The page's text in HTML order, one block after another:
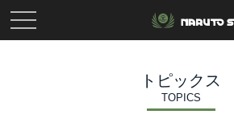
toggle
navigation
トピックス
TOPICS